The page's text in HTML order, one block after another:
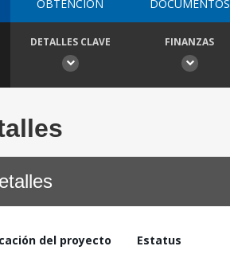
OBTENCIÓN DOCUMENTOS
DETALLES CLAVE FINANZAS
del proyecto
Estatus